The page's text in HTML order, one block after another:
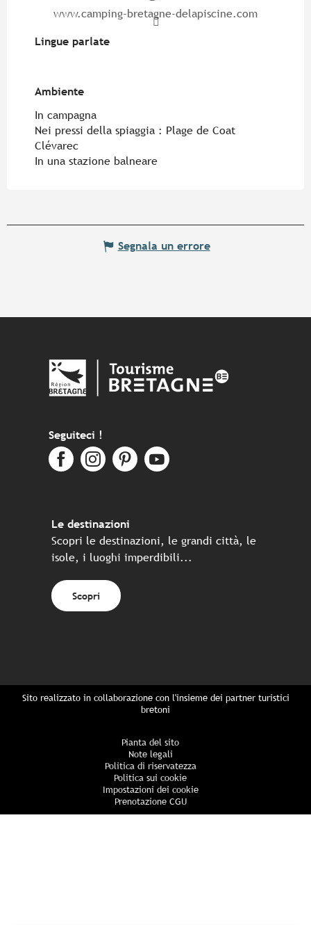
www.camping-bretagne-delapiscine.com
Lingue parlate
Lingue parlate
Ambiente
Ambiente
In campagna
Nei pressi della spiaggia : Plage de Coat
Clévarec
In una stazione balneare
Segnala un errore
Seguiteci !
Le destinazioni
Scopri le destinazioni, le grandi città, le
isole, i luoghi imperdibili...
Scopri
Sito realizzato in collaborazione con l'insieme dei partner turistici
bretoni
Pianta del sito
Note legali
Politica di riservatezza
Politica sui cookie
Impostazioni dei cookie
Prenotazione CGU